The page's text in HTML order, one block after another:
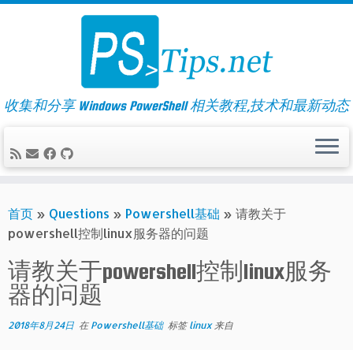
Skip
收集和分享 Windows PowerShell 相关教程,技术和最新动态
首页 » Questions » Powershell基础 » 请教关于
powershell控制linux服务器的问题
请教关于powershell控制linux服务
器的问题
2018年8月24日 在 Powershell基础 标签linux 来自